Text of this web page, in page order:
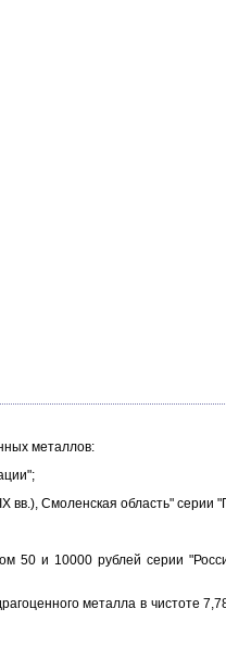
металлов:
Смоленская область" серии
и 10000 рублей серии
металла в чистоте